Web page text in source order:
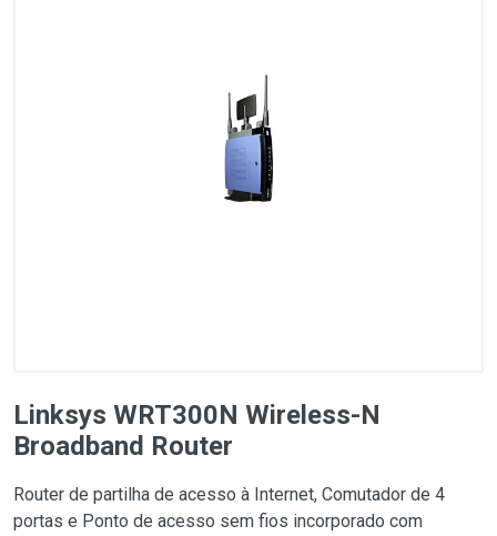
Linksys WRT300N Wireless-N
Broadband Router
Router de partilha de acesso à Internet, Comutador de 4
portas e Ponto de acesso sem fios incorporado com